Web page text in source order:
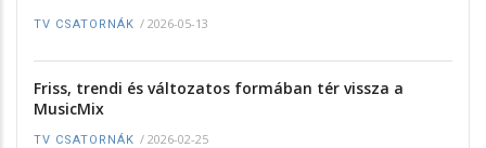
TV CSATORNÁK / 2026-05-13
Friss, trendi és változatos formában tér vissza a
MusicMix
TV CSATORNÁK / 2026-02-25